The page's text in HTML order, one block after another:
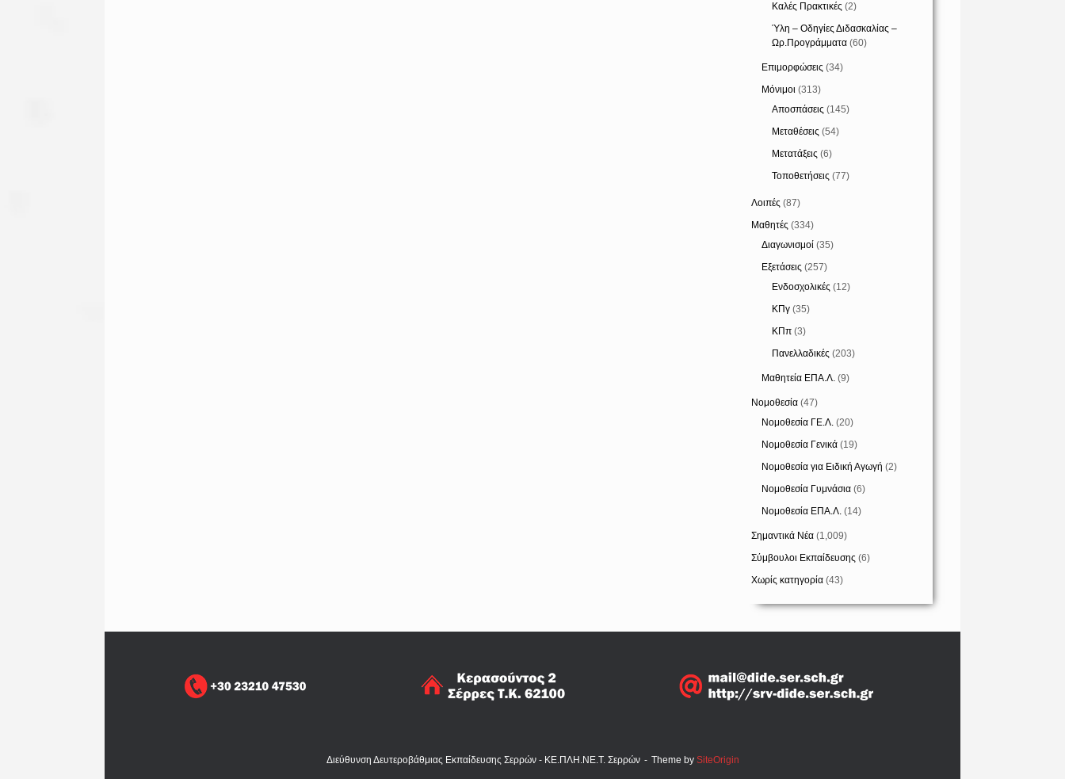
Καλές Πρακτικές (2)
Ύλη – Οδηγίες Διδασκαλίας –
Ωρ.Προγράμματα (60)
Επιμορφώσεις (34)
Μόνιμοι (313)
Αποσπάσεις (145)
Μεταθέσεις (54)
Μετατάξεις (6)
Τοποθετήσεις (77)
Λοιπές (87)
Μαθητές (334)
Διαγωνισμοί (35)
Εξετάσεις (257)
Ενδοσχολικές (12)
ΚΠγ (35)
ΚΠπ (3)
Πανελλαδικές (203)
Μαθητεία ΕΠΑ.Λ. (9)
Νομοθεσία (47)
Νομοθεσία ΓΕ.Λ. (20)
Νομοθεσία Γενικά (19)
Νομοθεσία για Ειδική Αγωγή (2)
Νομοθεσία Γυμνάσια (6)
Νομοθεσία ΕΠΑ.Λ. (14)
Σημαντικά Νέα (1,009)
Σύμβουλοι Εκπαίδευσης (6)
Χωρίς κατηγορία (43)
Διεύθυνση Δευτεροβάθμιας Εκπαίδευσης Σερρών - ΚΕ.ΠΛΗ.ΝΕ.Τ. Σερρών Theme by SiteOrigin